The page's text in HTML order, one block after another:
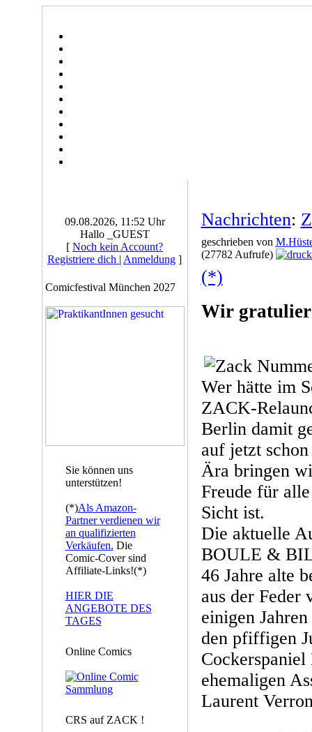
09.08.2026, 11:52 Uhr
Hallo _GUEST
[ Noch kein Account?
Registriere dich | Anmeldung ]
Comicfestival München 2027
Sie können uns
unterstützen!
(*)Als Amazon-
Partner verdienen wir
an qualifizierten
Verkäufen. Die
Comic-Cover sind
Affiliate-Links!(*)
HIER DIE
ANGEBOTE DES
TAGES
Online Comics
CRS auf ZACK !
Nachrichten:
geschrieben von
(27782 Aufrufe)
(*)
Wir
Wer hätte im
ZACK-
Berlin damit
auf jetzt
Ära bringen
Freude für
Sicht ist.
Die aktuelle
BOULE &
46 Jahre alte
aus der Feder
einigen
den pfiffigen
ehemaligen
Laurent